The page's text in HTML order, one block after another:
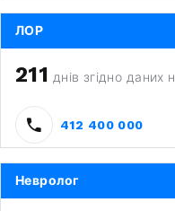
ЛОР
211 днів згідно
412 400 000
Невролог